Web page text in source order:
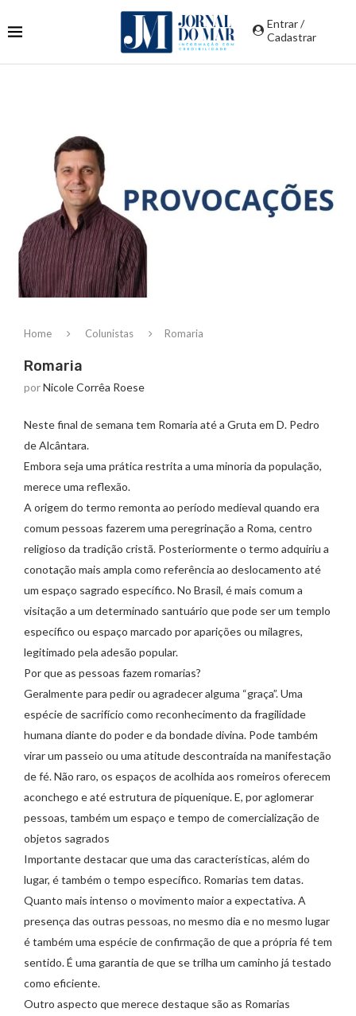
Entrar /
Cadastrar
Home Colunistas Romaria
Romaria
porNicole Corrêa Roese
Neste final de semana tem Romaria até a Gruta em D. Pedro
de Alcântara.
Embora seja uma prática restrita a uma minoria da população,
merece uma reflexão.
A origem do termo remonta ao período medieval quando era
comum pessoas fazerem uma peregrinação a Roma, centro
religioso da tradição cristã. Posteriormente o termo adquiriu a
conotação mais ampla como referência ao deslocamento até
um espaço sagrado específico. No Brasil, é mais comum a
visitação a um determinado santuário que pode ser um templo
específico ou espaço marcado por aparições ou milagres,
legitimado pela adesão popular.
Por que as pessoas fazem romarias?
Geralmente para pedir ou agradecer alguma “graça”. Uma
espécie de sacrifício como reconhecimento da fragilidade
humana diante do poder e da bondade divina. Pode também
virar um passeio ou uma atitude descontraída na manifestação
de fé. Não raro, os espaços de acolhida aos romeiros oferecem
aconchego e até estrutura de piquenique. E, por aglomerar
pessoas, também um espaço e tempo de comercialização de
objetos sagrados
Importante destacar que uma das características, além do
lugar, é também o tempo específico. Romarias tem datas.
Quanto mais intenso o movimento maior a expectativa. A
presença das outras pessoas, no mesmo dia e no mesmo lugar
é também uma espécie de confirmação de que a própria fé tem
sentido. É uma garantia de que se trilha um caminho já testado
como eficiente.
Outro aspecto que merece destaque são as Romarias